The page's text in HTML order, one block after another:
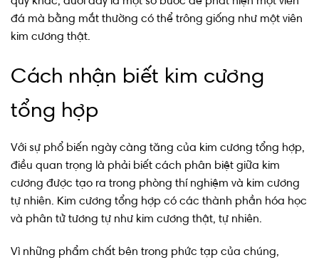
đá mà bằng mắt thường có thể trông giống như một viên
kim cương thật.
Cách nhận biết kim cương
tổng hợp
Với sự phổ biến ngày càng tăng của kim cương tổng hợp,
điều quan trọng là phải biết cách phân biệt giữa kim
cương được tạo ra trong phòng thí nghiệm và kim cương
tự nhiên. Kim cương tổng hợp có các thành phần hóa học
và phân tử tương tự như kim cương thật, tự nhiên.
Vì những phẩm chất bên trong phức tạp của chúng,